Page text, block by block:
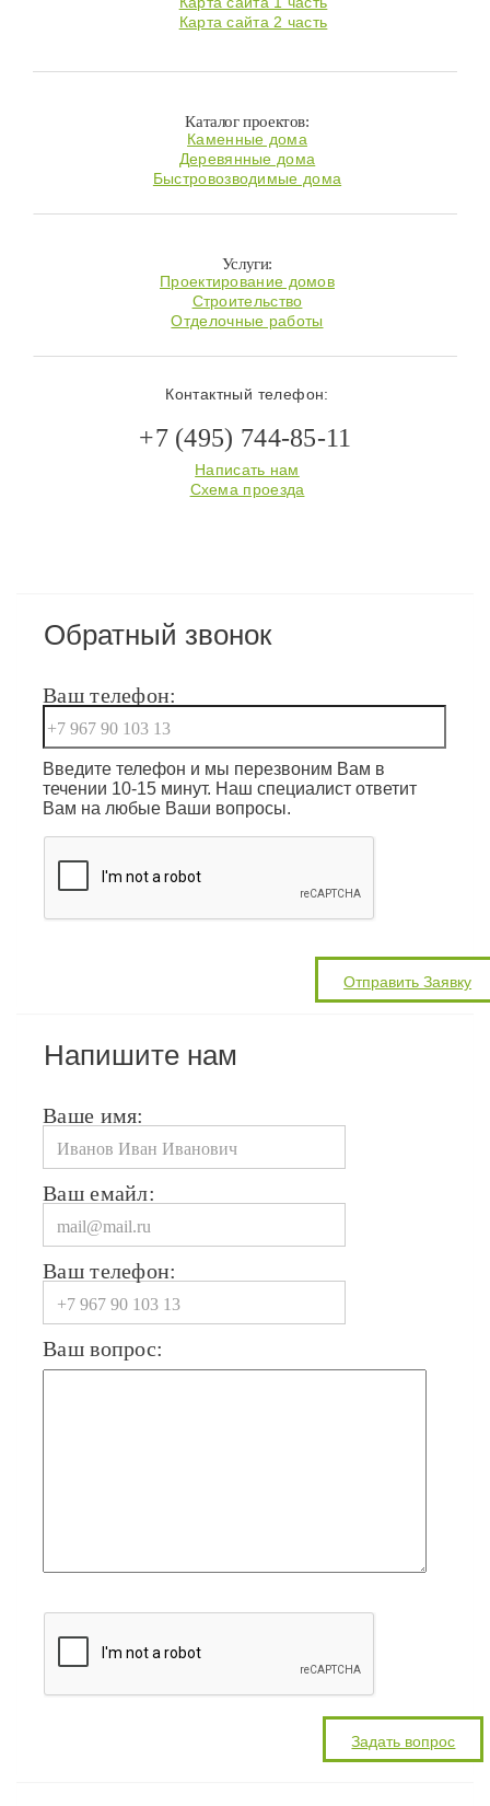
Карта сайта 2 часть
Каталог проектов:
Каменные дома
Деревянные дома
Быстровозводимые дома
Услуги:
Проектирование домов
Строительство
Отделочные работы
Контактный телефон:
+7 (495) 744-85-11
Написать нам
Схема проезда
Обратный звонок
Ваш телефон:
Введите телефон и мы перезвоним Вам в
течении 10-15 минут. Наш специалист ответит
Вам на любые Ваши вопросы.
Напишите нам
Ваше имя:
Ваш емайл:
Ваш телефон:
Ваш вопрос: